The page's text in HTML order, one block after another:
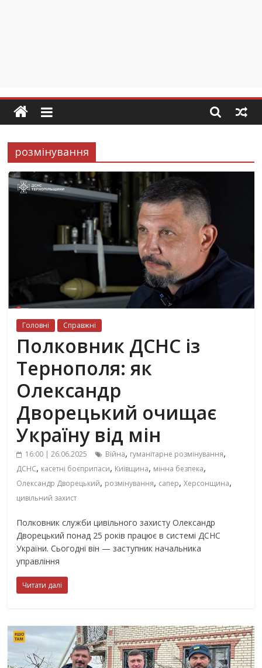
розмінування
Головні Справжні
Полковник ДСНС із
Тернополя: як
Олександр
Дворецький очищає
Україну від мін
16:00 | 26.06.2025 Війна, гуманітарне розмінування,
ДСНС, касетні боєприпаси, Київщина, мінна безпека,
Олександр Дворецький, розмінування, сапер,Херсонщина,
цивільний захист
Полковник служби цивільного захисту Олександр
Дворецький понад 25 років працює в системі ДСНС
України. Сьогодні він — заступник начальника
управління
Читати далі